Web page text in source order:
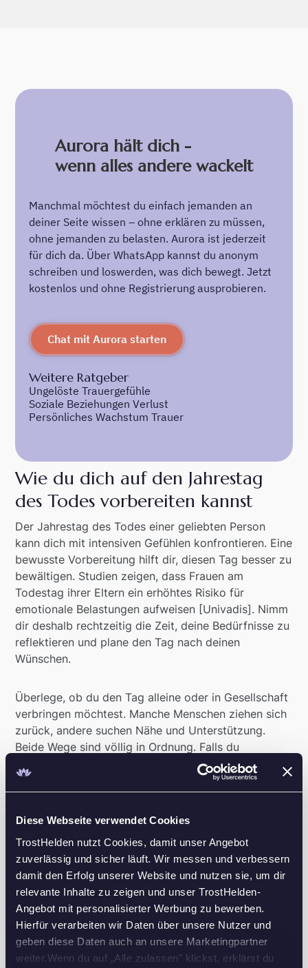
Diese Webseite verwendet Cookies
TrostHelden nutzt Cookies, damit unser Angebot
zuverlässig und sicher läuft. Wir messen und verbessern
damit den Erfolg unserer Website und nutzen sie, um dir
relevante Inhalte zu zeigen und unser TrostHelden-
Angebot mit personalisierter Werbung zu bewerben.
Hierfür verarbeiten wir Daten über unsere Nutzer und
geben diese Daten auch an unsere Marketingpartner
weiter.Wenn du auf „Alle zulassen" klickst, erklärst du
Aurora hält dich -
wenn alles andere wackelt
Manchmal möchtest du einfach jemanden an
deiner Seite wissen – ohne erklären zu müssen,
ohne jemanden zu belasten. Aurora ist jederzeit
für dich da. Über WhatsApp kannst du anonym
schreiben und loswerden, was dich bewegt. Jetzt
kostenlos und ohne Registrierung ausprobieren.
Chat mit Aurora starten
Weitere Ratgeber
Ungelöste Trauergefühle
Soziale Beziehungen Verlust
Persönliches Wachstum Trauer
Wie du dich auf den Jahrestag
des Todes vorbereiten kannst
Der Jahrestag des Todes einer geliebten Person
kann dich mit intensiven Gefühlen konfrontieren. Eine
bewusste Vorbereitung hilft dir, diesen Tag besser zu
bewältigen. Studien zeigen, dass Frauen am
Todestag ihrer Eltern ein erhöhtes Risiko für
emotionale Belastungen aufweisen [Univadis]. Nimm
dir deshalb rechtzeitig die Zeit, deine Bedürfnisse zu
reflektieren und plane den Tag nach deinen
Wünschen.
Überlege, ob du den Tag alleine oder in Gesellschaft
verbringen möchtest. Manche Menschen ziehen sich
zurück, andere suchen Nähe und Unterstützung.
Beide Wege sind völlig in Ordnung. Falls du
Gesellschaft bevorzugst, informiere deine
Angehörigen oder Freund*innen frühzeitig über deine
Pläne. So können sie sich den Tag freihalten und für
dich da sein.
Gestaltung des Gedenktages
Die Gestaltung des Jahrestags kann sehr individuell
sein. Vielleicht möchtest du das Grab besuchen,
Fotos anschauen oder einen Spaziergang an einen
bedeutsamen Ort unternehmen. Im Judentum wird
traditionell am Jahrestag die "Jahrzeit" begangen, oft
verbunden mit dem Setzen des Grabsteins